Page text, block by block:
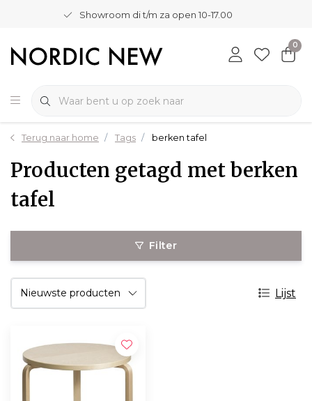
Showroom di t/m za open 10-17.00
0
Terug naar home Tags berken tafel
Producten getagd met berken
tafel
Filter
Lijst